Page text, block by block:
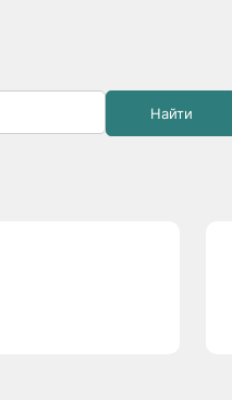
Найти